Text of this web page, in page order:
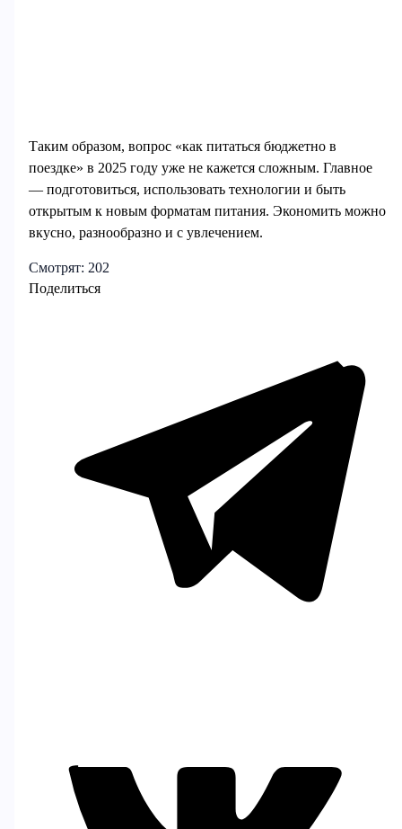
Таким образом, вопрос «как питаться бюджетно в
поездке» в 2025 году уже не кажется сложным. Главное
— подготовиться, использовать технологии и быть
открытым к новым форматам питания. Экономить можно
вкусно, разнообразно и с увлечением.
Смотрят: 202
Поделиться